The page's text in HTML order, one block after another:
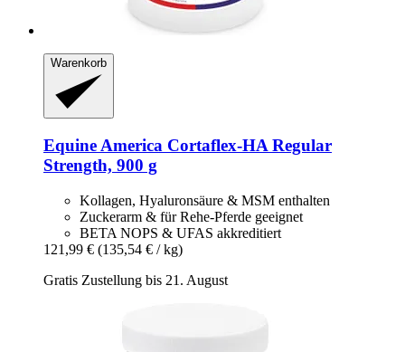
Warenkorb
Equine America Cortaflex-​HA Regular
Strength, 900 g
Kollagen, Hyaluronsäure & MSM enthalten
Zuckerarm & für Rehe-Pferde geeignet
BETA NOPS & UFAS akkreditiert
121,99 € (135,54 € / kg)
Gratis Zustellung bis 21. August